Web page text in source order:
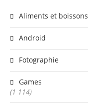
Aliments et boissons
Android
Fotographie
Games
(1 114)